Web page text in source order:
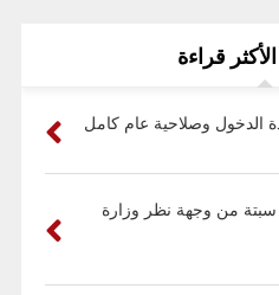
قراءة
الدخول وصلاحية عام كامل
من وجهة نظر وزارة